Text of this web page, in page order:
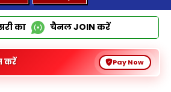
का चैनलJOIN करें
करें Pay Now